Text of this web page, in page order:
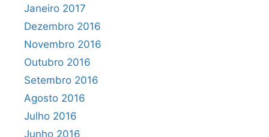
Janeiro 2017
Dezembro 2016
Novembro 2016
Outubro 2016
Setembro 2016
Agosto 2016
Julho 2016
Junho 2016